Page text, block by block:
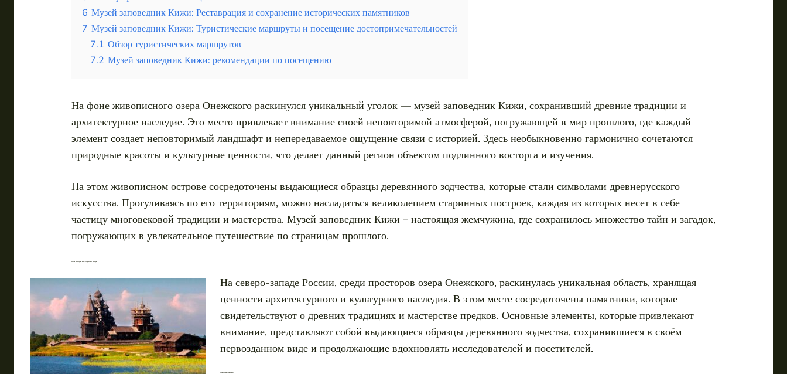
6 Музей заповедник Кижи: Реставрация и сохранение исторических памятников
7 Музей заповедник Кижи: Туристические маршруты и посещение достопримечательностей
7.1 Обзор туристических маршрутов
7.2 Музей заповедник Кижи: рекомендации по посещению
На фоне живописного озера Онежского раскинулся уникальный уголок — музей заповедник Кижи, сохранивший древние традиции и
архитектурное наследие. Это место привлекает внимание своей неповторимой атмосферой, погружающей в мир прошлого, где каждый
элемент создает неповторимый ландшафт и непередаваемое ощущение связи с историей. Здесь необыкновенно гармонично сочетаются
природные красоты и культурные ценности, что делает данный регион объектом подлинного восторга и изучения.
На этом живописном острове сосредоточены выдающиеся образцы деревянного зодчества, которые стали символами древнерусского
искусства. Прогуливаясь по его территориям, можно насладиться великолепием старинных построек, каждая из которых несет в себе
частицу многовековой традиции и мастерства. Музей заповедник Кижи – настоящая жемчужина, где сохранилось множество тайн и загадок,
погружающих в увлекательное путешествие по страницам прошлого.
Музей заповедник Кижи: историческое наследие
На северо-западе России, среди просторов озера Онежского, раскинулась уникальная область, хранящая
ценности архитектурного и культурного наследия. В этом месте сосредоточены памятники, которые
свидетельствуют о древних традициях и мастерстве предков. Основные элементы, которые привлекают
внимание, представляют собой выдающиеся образцы деревянного зодчества, сохранившиеся в своём
первозданном виде и продолжающие вдохновлять исследователей и посетителей.
Архитектурные Шедевры